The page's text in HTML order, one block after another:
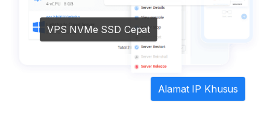
VPS NVMe SSD Cepat
Alamat IP Khusus